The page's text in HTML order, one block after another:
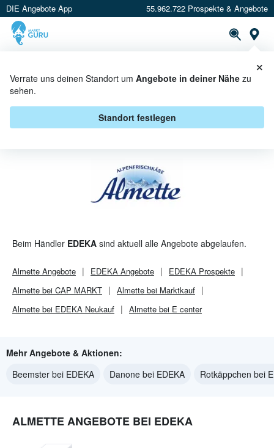
DIE Angebote App 55.962.722 Prospekte & Angebote
Verrate uns deinen Standort um Angebote in deiner Nähe zu
sehen.
Standort festlegen
×
ALMETTE BEI EDEKA -
ANGEBOTE & AKTIONEN
Beim Händler EDEKA sind aktuell alle Angebote abgelaufen.
Almette Angebote EDEKA Angebote EDEKA Prospekte
Almette bei CAP MARKT
Almette bei Marktkauf
Almette bei EDEKA Neukauf
Almette bei E center
Mehr Angebote & Aktionen:
Beemster bei EDEKA
Danone bei EDEKA Rotkäppchen bei
ALMETTE ANGEBOTE BEI EDEKA